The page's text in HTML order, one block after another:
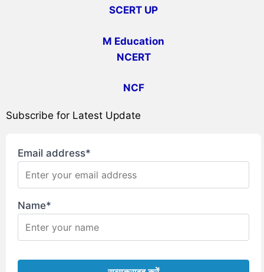
SCERT UP
M Education
NCERT
NCF
Subscribe for Latest Update
Email address*
Name*